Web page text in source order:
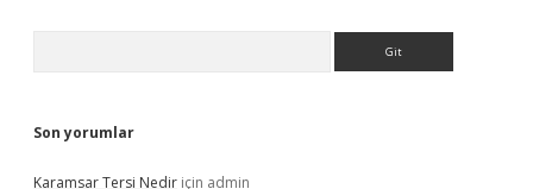
Son yorumlar
Karamsar Tersi Nedir için admin